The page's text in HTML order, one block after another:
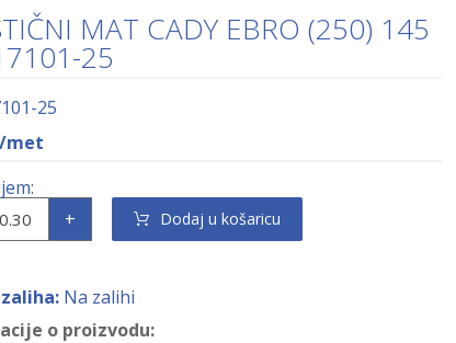
MAT CADY EBRO (250) 145
25
25
/met
+ Dodaj u košaricu
Na zalihi
o proizvodu: